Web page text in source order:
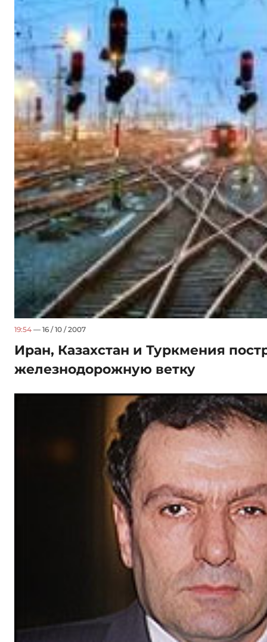
19:54 — 16 / 10 / 2007
Иран, Казахстан и Туркмения
железнодорожную ветку